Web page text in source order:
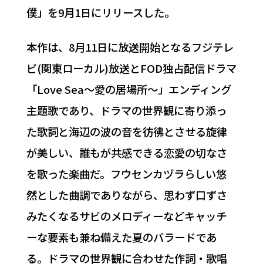
僕」を9月1日にリリースした。
本作は、8月11日に放送開始となるフジテレ
ビ(関東ローカル)放送とFOD独占配信ドラマ
「Love Sea～愛の居場所～」エンディング
主題歌であり、ドラマの世界観に寄り添っ
た歌詞と海辺の波の音を彷彿とさせる旋律
が美しい、誰もが共感できる恋愛の切なさ
を歌った楽曲だ。フウセンカヅラらしい悠
然とした曲調でありながら、思わず口ずさ
みたくなるサビのメロディーなどキャッチ
ーな要素も兼ね備えた夏のバラードであ
る。ドラマの世界観に合わせた作詞・歌唱